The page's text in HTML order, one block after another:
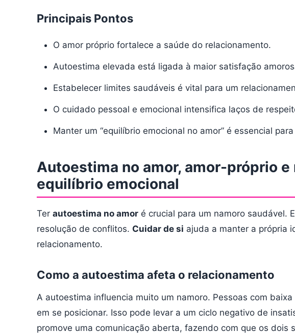
Principais Pontos
O amor próprio fortalece a saúde do relacionamento.
Autoestima elevada está ligada à maior satisfação
Estabelecer limites saudáveis é vital para um
O cuidado pessoal e emocional intensifica laços de
Manter um “equilíbrio emocional no amor” é essencial
Autoestima no amor, amor-próprio e
equilíbrio emocional
Ter autoestima no amor é crucial para um namoro saudável.
resolução de conflitos. Cuidar de si ajuda a manter a própria
relacionamento.
Como a autoestima afeta o relacionamento
A autoestima influencia muito um namoro. Pessoas com
em se posicionar. Isso pode levar a um ciclo negativo de
promove uma comunicação aberta, fazendo com que os dois